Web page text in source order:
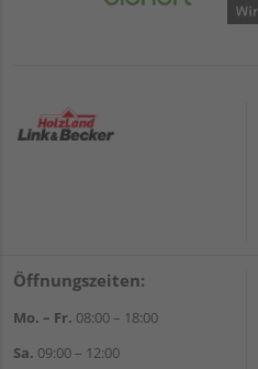
Öffnungszeiten:
Mo. – Fr. 08:00 – 18:00
Sa. 09:00 – 12:00